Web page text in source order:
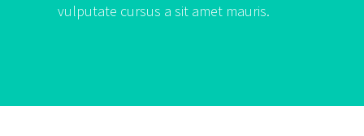
vulputate cursus a sit amet mauris.